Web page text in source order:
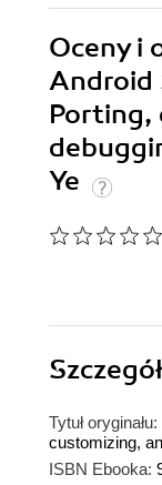
Oceny i
Android
Porting,
Ye
Tytuł oryginału:
customizing,
ISBN Ebooka: